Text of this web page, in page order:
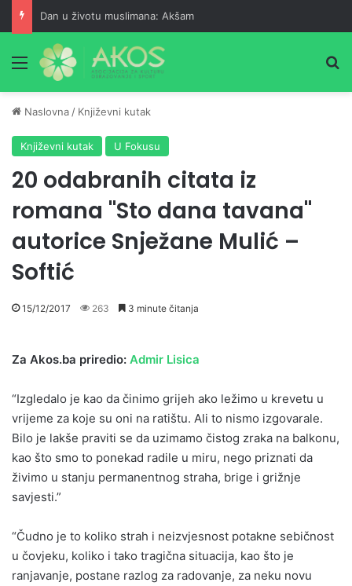
Dan u životu muslimana: Akšam
Meni
Naslovna / Književni kutak
Književni kutak U Fokusu
20 odabranih citata iz
romana "Sto dana tavana"
autorice Snježane Mulić –
Softić
15/12/2017 263 3 minute čitanja
Za Akos.ba priredio: Admir Lisica
“Izgledalo je kao da činimo grijeh ako ležimo u krevetu u
vrijeme za koje su oni na ratištu. Ali to nismo izgovarale.
Bilo je lakše praviti se da uzimamo čistog zraka na balkonu,
kao što smo to ponekad radile u miru, nego priznati da
živimo u stanju permanentnog straha, brige i grižnje
savjesti.”
“Čudno je to koliko strah i neizvjesnost potakne sebičnost
u čovjeku, koliko i tako tragična situacija, kao što je
ranjavanje, postane razlog za radovanje, za neku novu